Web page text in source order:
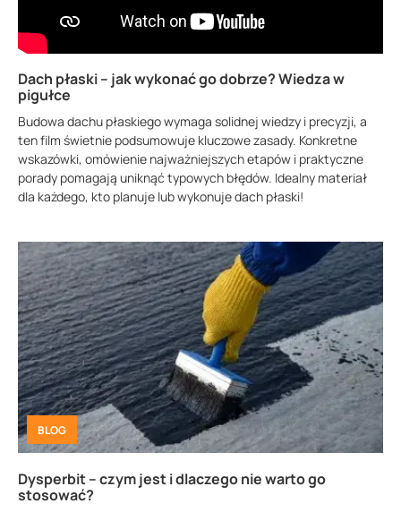
Dach płaski – jak wykonać go dobrze? Wiedza w
pigułce
Budowa dachu płaskiego wymaga solidnej wiedzy i precyzji, a
ten film świetnie podsumowuje kluczowe zasady. Konkretne
wskazówki, omówienie najważniejszych etapów i praktyczne
porady pomagają uniknąć typowych błędów. Idealny materiał
dla każdego, kto planuje lub wykonuje dach płaski!
BLOG
Dysperbit – czym jest i dlaczego nie warto go
stosować?